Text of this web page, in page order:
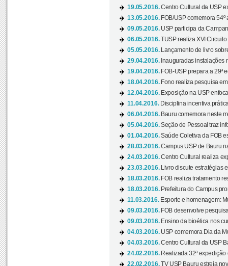
19.05.2016.Centro Cultural da USP
13.05.2016. FOB/USP comemora
09.05.2016. USP participa da
06.05.2016.TUSP realiza XVI Circuito
05.05.2016.
Lançamento de livro
29.04.2016. Inauguradas instalações
19.04.2016. FOB-USP prepara a 29ª
18.04.2016. Fono realiza pesquisa
12.04.2016. Exposição na USP
11.04.2016. Disciplina incentiva
06.04.2016. Bauru comemora neste
05.04.2016.Seção de Pessoal traz
01.04.2016.Saúde Coletiva da FOB
28.03.2016.Campus USP de Bauru
24.03.2016.Centro Cultural realiza
23.03.2016.
Livro discute estratégias
18.03.2016. FOB realiza tratamento
18.03.2016. Prefeitura do Campus
11.03.2016. Esporte e homenagem:
09.03.2016. FOB desenvolve
09.03.2016. Ensino da bioética nos
04.03.2016. USP comemora Dia da
04.03.2016.Centro Cultural da USP
24.02.2016. Realizada 32ª
22.02.2016.TV USP Bauru estreia